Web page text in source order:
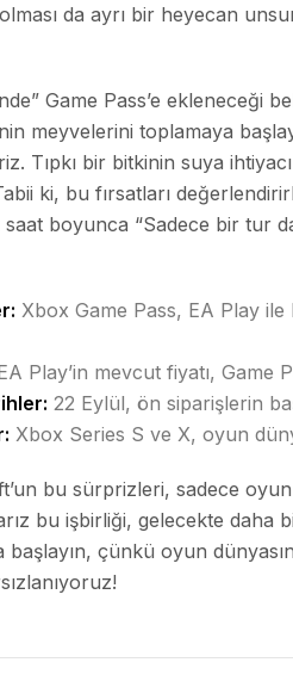
da ayrı bir heyecan
Game Pass’e ekleneceği
meyvelerini toplamaya
Tıpkı bir bitkinin suya
ki, bu fırsatları
boyunca “Sadece bir tur
Xbox Game Pass, EA Play
Play’in mevcut fiyatı,
22 Eylül, ön siparişlerin
Xbox Series S ve X, oyun
bu sürprizleri, sadece oyun
bu işbirliği, gelecekte daha
başlayın, çünkü oyun